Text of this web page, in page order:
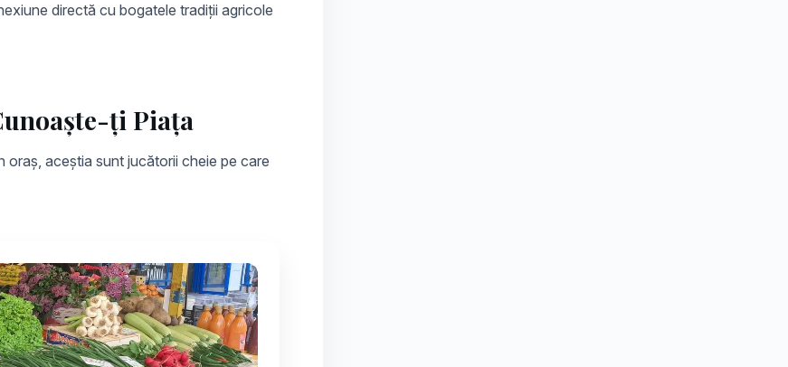
directă cu bogatele tradiții agricole
ți Piața
oraș, aceștia sunt jucătorii cheie pe care